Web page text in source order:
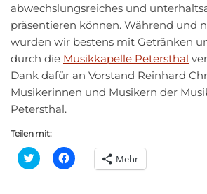
abwechslungsreiches und
präsentieren können. Während und
wurden wir bestens mit Getränken
durch die Musikkapelle Petersthal
Dank dafür an Vorstand Reinhard
Musikerinnen und Musikern der
Petersthal.
Teilen mit:
K
l
K
l Mehr